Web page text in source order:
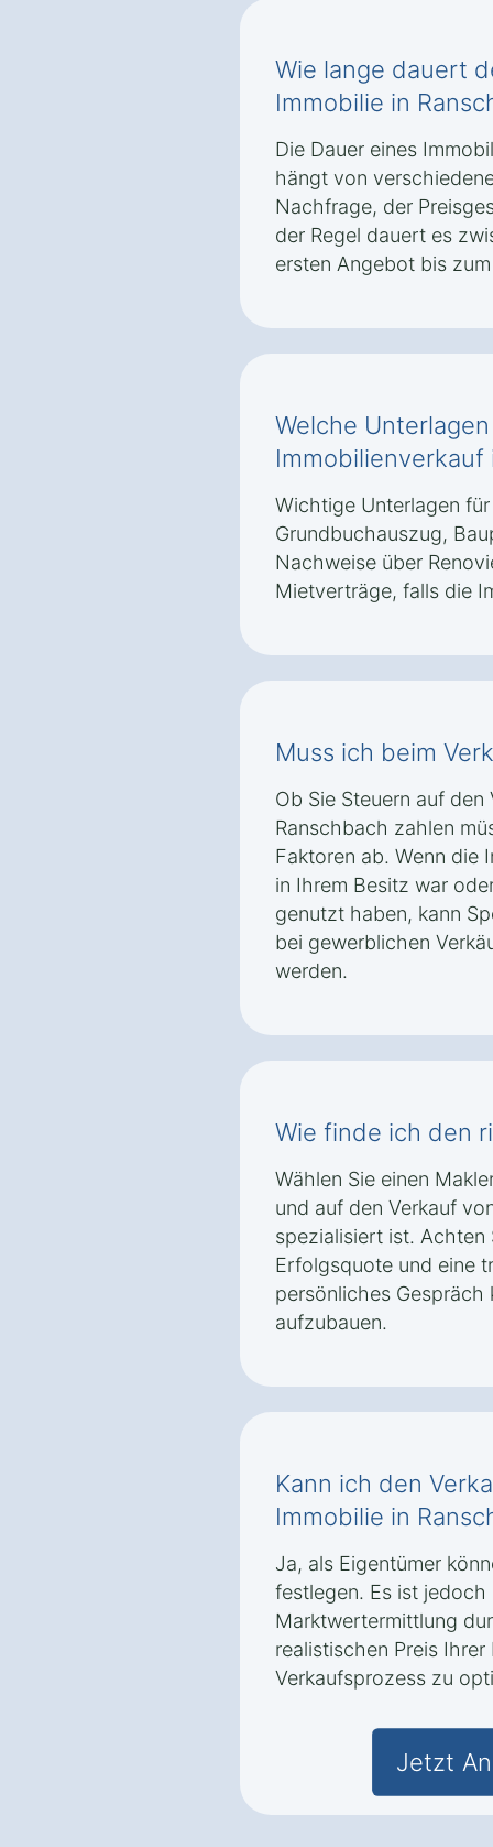
Wie lange dauert
Immobilie in
Die Dauer eines
hängt von
Nachfrage, der
der Regel dauert es
ersten Angebot bis
Welche
Wichtige Unterlagen
Grundbuchauszug,
Nachweise über
Mietverträge, falls die
Muss ich beim
Ob Sie Steuern auf
Ranschbach zahlen
Faktoren ab. Wenn die
in Ihrem Besitz war
genutzt haben, kann
bei gewerblichen
werden.
Wie finde ich den
Wählen Sie einen
und auf den Verkauf
spezialisiert ist. Achten
Erfolgsquote und eine
persönliches Gespräch
aufzubauen.
Kann ich den
Immobilie in
Ja, als Eigentümer
festlegen. Es ist
Marktwertermittlung
realistischen Preis
Verkaufsprozess zu
Jetzt